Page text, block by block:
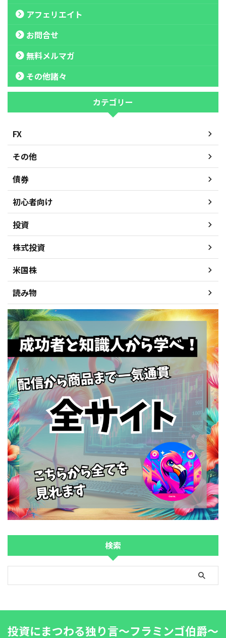
アフェリエイト
お問合せ
無料メルマガ
その他諸々
カテゴリー
FX
その他
債券
初心者向け
投資
株式投資
米国株
読み物
検索
投資にまつわる独り言～フラミンゴ伯爵～